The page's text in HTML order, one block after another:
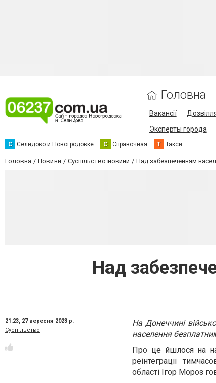
Головна
Вакансії
Эксперты города
С Селидово и Новогродовке С Справочная Т Такси
Головна Новини Суспільство новини Над забезпеченням
Над
21:23, 27 вересня 2023 р.
Суспільство
На Донеччині
населення
Про це йшлося на
реінтеграції
області Ігор Мороз